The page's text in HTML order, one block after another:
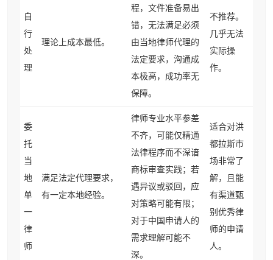
自
行
处
理
理论上成本最低。
程，文件准备易出
错，无法满足必须
由当地律师代理的
法定要求，沟通成
本极高，成功率无
保障。
不推荐。
几乎无法
实际操
作。
委
托
当
地
单
一
律
师
满足法定代理要求，
有一定本地经验。
律师专业水平参差
不齐，可能仅精通
法律程序而不深谙
商标审查实践；若
遇异议或驳回，应
对策略可能有限；
对于中国申请人的
需求理解可能不
深。
适合对洪
都拉斯市
场非常了
解，且能
有渠道甄
别优秀律
师的申请
人。